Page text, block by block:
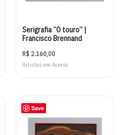
Serigrafia “O touro” |
Francisco Brennand
R$ 2.160,00
Artistas em Acervo
Save